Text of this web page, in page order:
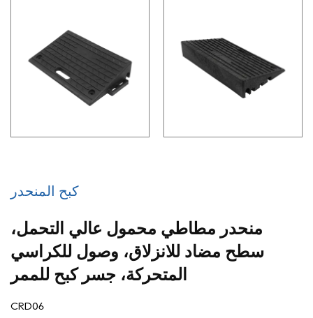
كبح المنحدر
منحدر مطاطي محمول عالي التحمل،
سطح مضاد للانزلاق، وصول للكراسي
المتحركة، جسر كبح للممر
CRD06